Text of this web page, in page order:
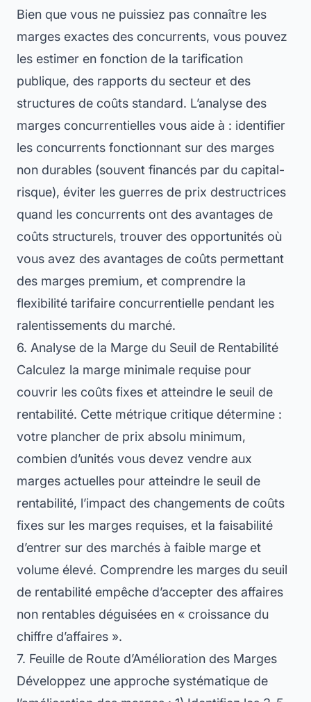
Bien que vous ne puissiez pas connaître les
marges exactes des concurrents, vous pouvez
les estimer en fonction de la tarification
publique, des rapports du secteur et des
structures de coûts standard. L’analyse des
marges concurrentielles vous aide à : identifier
les concurrents fonctionnant sur des marges
non durables (souvent financés par du capital-
risque), éviter les guerres de prix destructrices
quand les concurrents ont des avantages de
coûts structurels, trouver des opportunités où
vous avez des avantages de coûts permettant
des marges premium, et comprendre la
flexibilité tarifaire concurrentielle pendant les
ralentissements du marché.
6. Analyse de la Marge du Seuil de Rentabilité
Calculez la marge minimale requise pour
couvrir les coûts fixes et atteindre le seuil de
rentabilité. Cette métrique critique détermine :
votre plancher de prix absolu minimum,
combien d’unités vous devez vendre aux
marges actuelles pour atteindre le seuil de
rentabilité, l’impact des changements de coûts
fixes sur les marges requises, et la faisabilité
d’entrer sur des marchés à faible marge et
volume élevé. Comprendre les marges du seuil
de rentabilité empêche d’accepter des affaires
non rentables déguisées en « croissance du
chiffre d’affaires ».
7. Feuille de Route d’Amélioration des Marges
Développez une approche systématique de